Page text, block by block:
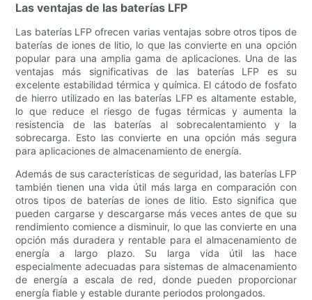
Las ventajas de las baterías LFP
Las baterías LFP ofrecen varias ventajas sobre otros tipos de
baterías de iones de litio, lo que las convierte en una opción
popular para una amplia gama de aplicaciones. Una de las
ventajas más significativas de las baterías LFP es su
excelente estabilidad térmica y química. El cátodo de fosfato
de hierro utilizado en las baterías LFP es altamente estable,
lo que reduce el riesgo de fugas térmicas y aumenta la
resistencia de las baterías al sobrecalentamiento y la
sobrecarga. Esto las convierte en una opción más segura
para aplicaciones de almacenamiento de energía.
Además de sus características de seguridad, las baterías LFP
también tienen una vida útil más larga en comparación con
otros tipos de baterías de iones de litio. Esto significa que
pueden cargarse y descargarse más veces antes de que su
rendimiento comience a disminuir, lo que las convierte en una
opción más duradera y rentable para el almacenamiento de
energía a largo plazo. Su larga vida útil las hace
especialmente adecuadas para sistemas de almacenamiento
de energía a escala de red, donde pueden proporcionar
energía fiable y estable durante periodos prolongados.